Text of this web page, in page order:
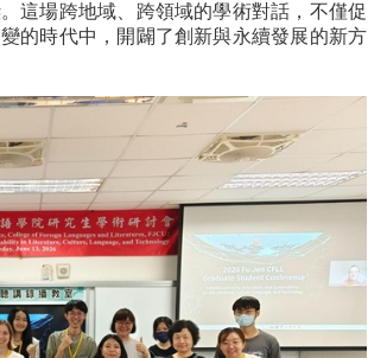
這場跨地域、跨領域的學術對話，不僅促
的時代中，開闢了創新與永續發展的新方